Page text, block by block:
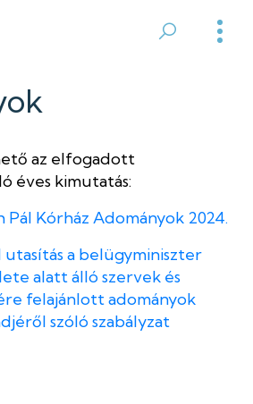
az elfogadott
éves kimutatás:
Pál Kórház Adományok 2024.
utasítás a belügyminiszter
alatt álló szervek és
felajánlott adományok
szóló szabályzat